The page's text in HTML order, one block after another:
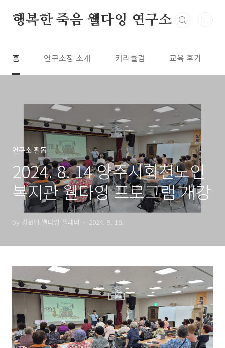
행복한 죽음 웰다잉 연구소
홈 연구소장 소개 커리큘럼 교육 후기
연구소 활동
2024. 8. 14 양주시회천노인
복지관 웰다잉 프로그램 개강
by 강원남 웰다잉 플래너 2024. 9. 18.